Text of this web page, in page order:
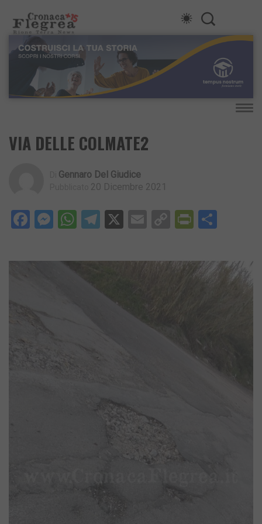
VIA DELLE COLMATE2
Gennaro Del Giudice
20 Dicembre 2021
Facebook
Messenger
WhatsApp
Telegram
X EmailCopy